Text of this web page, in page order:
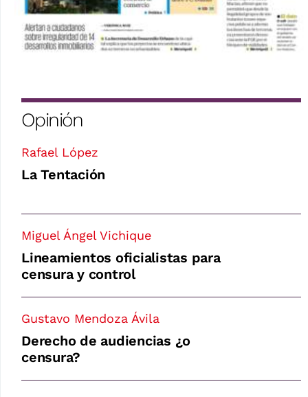
Opinión
Rafael López
La Tentación
Miguel Ángel Vichique
Lineamientos oficialistas para
censura y control
Gustavo Mendoza Ávila
Derecho de audiencias ¿o
censura?